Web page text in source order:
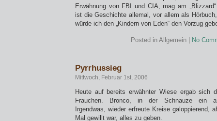
Erwähnung von FBI und CIA, mag am
ist die Geschichte allemal, vor allem als
würde ich den „Kindern von Eden“ den Vorzug
Posted in Allgemein | No
Pyrrhussieg
Mittwoch, Februar 1st, 2006
Heute auf bereits erwähnter Wiese ergab sich
Frauchen. Bronco, in der Schnauze ein
Irgendwas, wieder erfreute Kreise galoppierend,
Mal gewillt war, alles zu geben.